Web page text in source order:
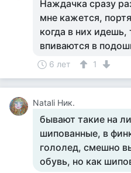
Наждачка сразу
мне кажется,
когда в них идешь,
впиваются в
6 лет 1
Natali Ник.
бывают такие на
шипованные, в
гололед, смешно
обувь, но как